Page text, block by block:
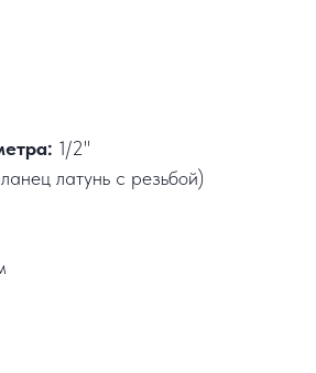
1/2"
латунь с резьбой)